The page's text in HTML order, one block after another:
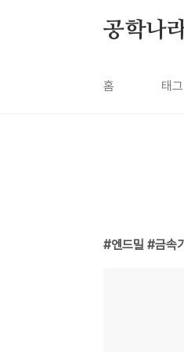
공학나
홈 태그
엔드밀 #금속